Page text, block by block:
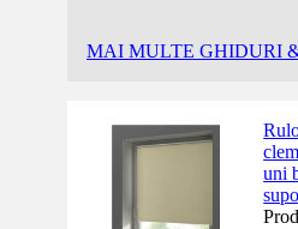
MAI MULTE GHIDURI
uni